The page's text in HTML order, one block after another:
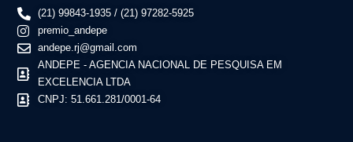
(21) 99843-1935 / (21) 97282-5925
premio_andepe
andepe.rj@gmail.com
ANDEPE - AGENCIA NACIONAL DE PESQUISA EM
EXCELENCIA LTDA
CNPJ: 51.661.281/0001-64